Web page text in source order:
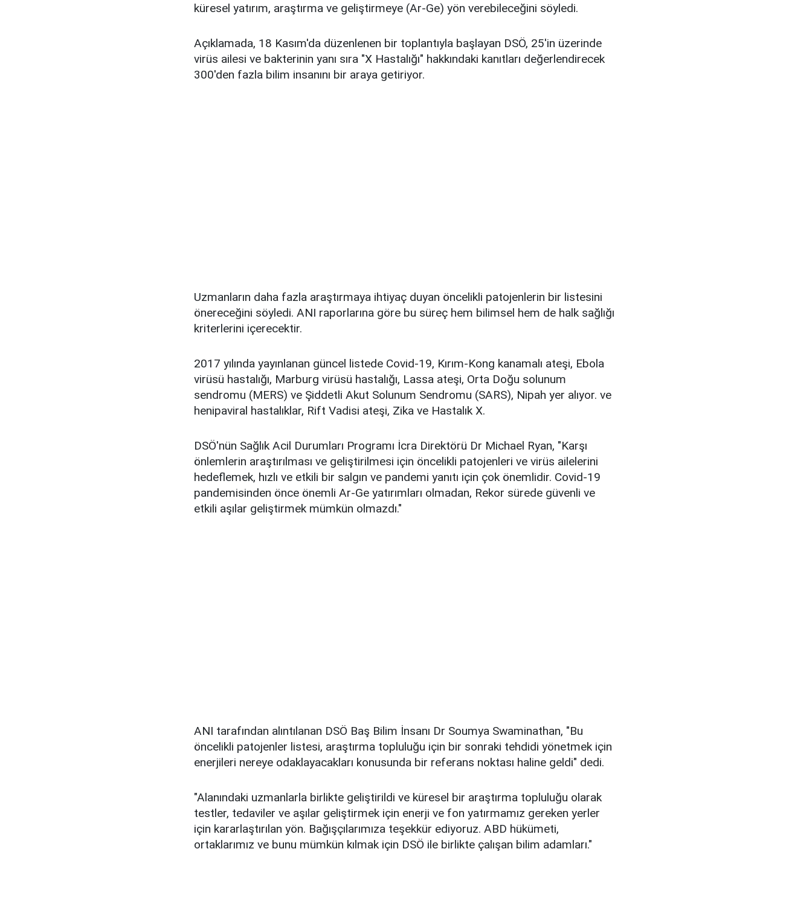
küresel yatırım, araştırma ve geliştirmeye (Ar-Ge) yön verebileceğini söyledi.
Açıklamada, 18 Kasım'da düzenlenen bir toplantıyla başlayan DSÖ, 25'in üzerinde
virüs ailesi ve bakterinin yanı sıra "X Hastalığı" hakkındaki kanıtları değerlendirecek
300'den fazla bilim insanını bir araya getiriyor.
Uzmanların daha fazla araştırmaya ihtiyaç duyan öncelikli patojenlerin bir listesini
önereceğini söyledi. ANI raporlarına göre bu süreç hem bilimsel hem de halk sağlığı
kriterlerini içerecektir.
2017 yılında yayınlanan güncel listede Covid-19, Kırım-Kong kanamalı ateşi, Ebola
virüsü hastalığı, Marburg virüsü hastalığı, Lassa ateşi, Orta Doğu solunum
sendromu (MERS) ve Şiddetli Akut Solunum Sendromu (SARS), Nipah yer alıyor. ve
henipaviral hastalıklar, Rift Vadisi ateşi, Zika ve Hastalık X.
DSÖ'nün Sağlık Acil Durumları Programı İcra Direktörü Dr Michael Ryan, "Karşı
önlemlerin araştırılması ve geliştirilmesi için öncelikli patojenleri ve virüs ailelerini
hedeflemek, hızlı ve etkili bir salgın ve pandemi yanıtı için çok önemlidir. Covid-19
pandemisinden önce önemli Ar-Ge yatırımları olmadan, Rekor sürede güvenli ve
etkili aşılar geliştirmek mümkün olmazdı."
ANI tarafından alıntılanan DSÖ Baş Bilim İnsanı Dr Soumya Swaminathan, "Bu
öncelikli patojenler listesi, araştırma topluluğu için bir sonraki tehdidi yönetmek için
enerjileri nereye odaklayacakları konusunda bir referans noktası haline geldi" dedi.
"Alanındaki uzmanlarla birlikte geliştirildi ve küresel bir araştırma topluluğu olarak
testler, tedaviler ve aşılar geliştirmek için enerji ve fon yatırmamız gereken yerler
için kararlaştırılan yön. Bağışçılarımıza teşekkür ediyoruz. ABD hükümeti,
ortaklarımız ve bunu mümkün kılmak için DSÖ ile birlikte çalışan bilim adamları."